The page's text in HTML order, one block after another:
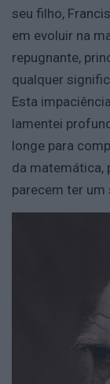
seu filho,
em evoluir na
repugnante,
qualquer
Esta
lamentei
longe para
da matemática,
parecem ter um